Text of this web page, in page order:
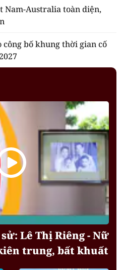
Nam-Australia toàn diện,
công bố khung thời gian cố
Lê Thị Riêng - Nữ
trung, bất khuất